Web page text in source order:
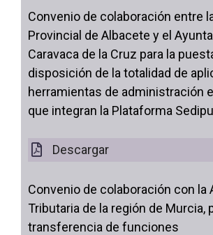
Convenio de colaboración entre
Provincial de Albacete y el
Caravaca de la Cruz para la
disposición de la totalidad de
herramientas de administración
que integran la Plataforma
Descargar
Convenio de colaboración con la
Tributaria de la región de Murcia,
transferencia de funciones